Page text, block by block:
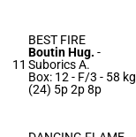
11
BEST FIRE
Boutin Hug. -
Suborics A.
Box: 12 - F/3 - 58 kg
(24) 5p 2p 8p